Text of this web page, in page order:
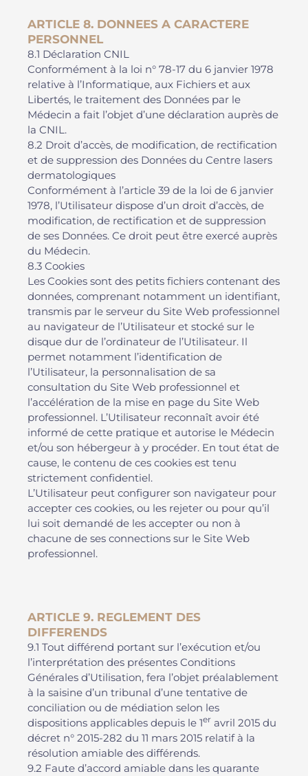
ARTICLE 8. DONNEES A CARACTERE
PERSONNEL
8.1 Déclaration CNIL
Conformément à la loi n° 78-17 du 6 janvier 1978
relative à l’Informatique, aux Fichiers et aux
Libertés, le traitement des Données par le
Médecin a fait l’objet d’une déclaration auprès de
la CNIL.
8.2 Droit d’accès, de modification, de rectification
et de suppression des Données du Centre lasers
dermatologiques
Conformément à l’article 39 de la loi de 6 janvier
1978, l’Utilisateur dispose d’un droit d’accès, de
modification, de rectification et de suppression
de ses Données. Ce droit peut être exercé auprès
du Médecin.
8.3 Cookies
Les Cookies sont des petits fichiers contenant des
données, comprenant notamment un identifiant,
transmis par le serveur du Site Web professionnel
au navigateur de l’Utilisateur et stocké sur le
disque dur de l’ordinateur de l’Utilisateur. Il
permet notamment l’identification de
l’Utilisateur, la personnalisation de sa
consultation du Site Web professionnel et
l’accélération de la mise en page du Site Web
professionnel. L’Utilisateur reconnaît avoir été
informé de cette pratique et autorise le Médecin
et/ou son hébergeur à y procéder. En tout état de
cause, le contenu de ces cookies est tenu
strictement confidentiel.
L’Utilisateur peut configurer son navigateur pour
accepter ces cookies, ou les rejeter ou pour qu’il
lui soit demandé de les accepter ou non à
chacune de ses connections sur le Site Web
professionnel.
ARTICLE 9. REGLEMENT DES
DIFFERENDS
9.1 Tout différend portant sur l’exécution et/ou
l’interprétation des présentes Conditions
Générales d’Utilisation, fera l’objet préalablement
à la saisine d’un tribunal d’une tentative de
conciliation ou de médiation selon les
dispositions applicables depuis le 1er avril 2015 du
décret n° 2015-282 du 11 mars 2015 relatif à la
résolution amiable des différends.
9.2 Faute d’accord amiable dans les quarante